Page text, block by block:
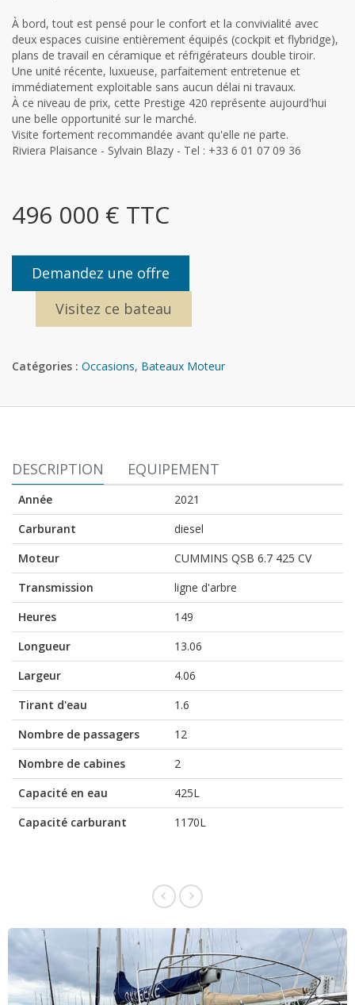
À bord, tout est pensé pour le confort et la convivialité avec
deux espaces cuisine entièrement équipés (cockpit et flybridge),
plans de travail en céramique et réfrigérateurs double tiroir.
Une unité récente, luxueuse, parfaitement entretenue et
immédiatement exploitable sans aucun délai ni travaux.
À ce niveau de prix, cette Prestige 420 représente aujourd'hui
une belle opportunité sur le marché.
Visite fortement recommandée avant qu'elle ne parte.
Riviera Plaisance - Sylvain Blazy - Tel : +33 6 01 07 09 36
496 000 € TTC
Demandez une offre
Visitez ce bateau
Catégories : Occasions, Bateaux Moteur
DESCRIPTION EQUIPEMENT
Année
2021
Carburant
diesel
Moteur
CUMMINS QSB 6.7 425 CV
Transmission
ligne d'arbre
Heures
149
Longueur
13.06
Largeur
4.06
Tirant d'eau
1.6
Nombre de passagers
12
Nombre de cabines
2
Capacité en eau
425L
Capacité carburant
1170L